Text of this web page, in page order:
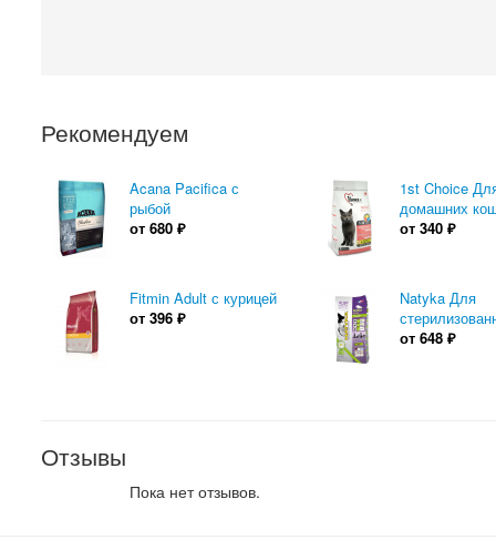
Рекомендуем
Acana Pacifica с
рыбой
от 680 ₽
1st Choice
домашних
от340 ₽
Fitmin Adult с курицей
от 396 ₽
Natyka Для
от648 ₽
Отзывы
Пока нет отзывов.